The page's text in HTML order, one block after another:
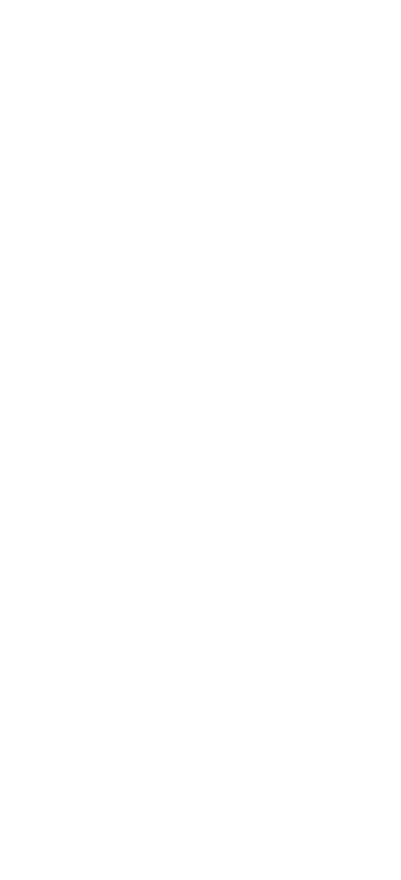
闻联播—
(三)_萱萱_新浪
庆幼升小_家长帮
管路清洗-广州
代理业务找工作_
_新浪网
经_新浪网
黄页
】-鹿城临江易登网
有限公司发行
,营业时间-大
网）
代理有限
关代理供应商、
110网
体末,厂家推
重庆搜狐焦点网
电话_地址】-赶
-直辖市重庆咨
-58企业名录
】_第7页